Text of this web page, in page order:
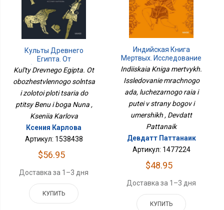
Культы Древнего
Египта. От
Обожествленного
Солнца И Золотой Плоти
Царя До Птицы Бену И
Бога Нуна
Kul'ty Drevnego Egipta. Ot
obozhestvlennogo solntsa
i zolotoi ploti tsaria do
ptitsy Benu i boga Nuna ,
Kseniia Karlova
Ксения Карлова
Артикул: 1538438
$56.95
Доставка за 1–3 дня
КУПИТЬ
Индийская Книга
Мертвых. Исследование
Мрачного Ада,
Лучезарного Рая И
Путей В Страны Богов И
Умерших
Indiiskaia Kniga mertvykh.
Issledovanie mrachnogo
ada, luchezarnogo raia i
putei v strany bogov i
umershikh , Devdatt
Pattanaik
Девдатт Паттанаик
Артикул: 1477224
$48.95
Доставка за 1–3 дня
КУПИТЬ